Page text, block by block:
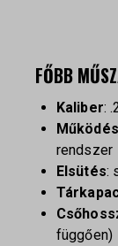
FŐBB
Kaliber:
Működés
rendszer
Elsütés:
függően)